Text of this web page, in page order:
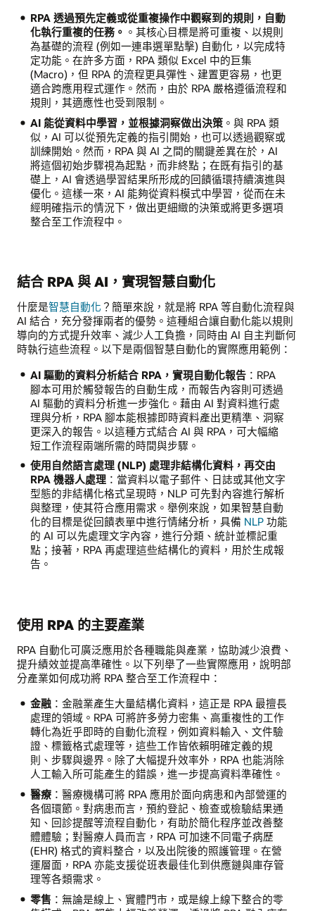
RPA 透過預先定義或從重複操作中觀察到的規則，自動
化執行重複的任務。 。其核心目標是將可重複、以規則
為基礎的流程 (例如一連串選單點擊) 自動化，以完成特
定功能。在許多方面，RPA 類似 Excel 中的巨集
(Macro)，但 RPA 的流程更具彈性、建置更容易，也更
適合跨應用程式運作。然而，由於 RPA 嚴格遵循流程和
規則，其適應性也受到限制。
AI 能從資料中學習，並根據洞察做出決策。與 RPA 類
似，AI 可以從預先定義的指引開始，也可以透過觀察或
訓練開始。然而，RPA 與 AI 之間的關鍵差異在於，AI
將這個初始步驟視為起點，而非終點；在既有指引的基
礎上，AI 會透過學習結果所形成的回饋循環持續演進與
優化。這樣一來，AI 能夠從資料模式中學習，從而在未
經明確指示的情況下，做出更細緻的決策或將更多選項
整合至工作流程中。
結合 RPA 與 AI，實現智慧自動化
什麼是智慧自動化 ？簡單來說，就是將 RPA 等自動化流程與
AI 結合，充分發揮兩者的優勢。這種組合讓自動化能以規則
導向的方式提升效率、減少人工負擔，同時由 AI 自主判斷何
時執行這些流程。以下是兩個智慧自動化的實際應用範例：
AI 驅動的資料分析結合 RPA，實現自動化報告：RPA
腳本可用於觸發報告的自動生成，而報告內容則可透過
AI 驅動的資料分析進一步強化。藉由 AI 對資料進行處
理與分析，RPA 腳本能根據即時資料產出更精準、洞察
更深入的報告。以這種方式結合 AI 與 RPA，可大幅縮
短工作流程兩端所需的時間與步驟。
使用自然語言處理 (NLP) 處理非結構化資料，再交由
RPA 機器人處理：當資料以電子郵件、日誌或其他文字
型態的非結構化格式呈現時，NLP 可先對內容進行解析
與整理，使其符合應用需求。舉例來說，如果智慧自動
化的目標是從回饋表單中進行情緒分析，具備 NLP功能
的 AI 可以先處理文字內容，進行分類、統計並標記重
點；接著，RPA 再處理這些結構化的資料，用於生成報
告。
使用 RPA 的主要產業
RPA 自動化可廣泛應用於各種職能與產業，協助減少浪費、
提升績效並提高準確性。以下列舉了一些實際應用，說明部
分產業如何成功將 RPA 整合至工作流程中：
金融：金融業產生大量結構化資料，這正是 RPA 最擅長
處理的領域。RPA 可將許多勞力密集、高重複性的工作
轉化為近乎即時的自動化流程，例如資料輸入、文件驗
證、標籤格式處理等，這些工作皆依賴明確定義的規
則、步驟與邊界。除了大幅提升效率外，RPA 也能消除
人工輸入所可能產生的錯誤，進一步提高資料準確性。
醫療：醫療機構可將 RPA 應用於面向病患和內部營運的
各個環節。對病患而言，預約登記、檢查或檢驗結果通
知、回診提醒等流程自動化，有助於簡化程序並改善整
體體驗；對醫療人員而言，RPA 可加速不同電子病歷
(EHR) 格式的資料整合，以及出院後的照護管理。在營
運層面，RPA 亦能支援從班表最佳化到供應鏈與庫存管
理等各類需求。
零售 ：無論是線上、實體門市，或是線上線下整合的零